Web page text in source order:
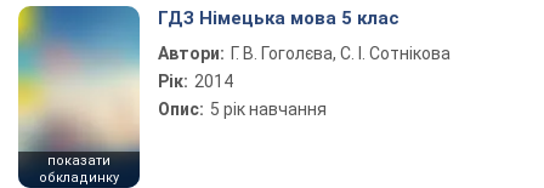
показати
обкладинку
ГДЗ Німецька мова 5 клас
Автори: Г. В. Гоголєва, С. І. Сотнікова
Рік: 2014
Опис: 5 рік навчання